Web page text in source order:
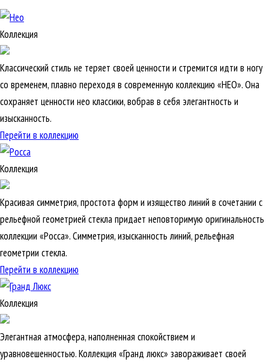
Коллекция
Классический стиль не теряет своей ценности и стремится идти в ногу
со временем, плавно переходя в современную коллекцию «НЕО». Она
сохраняет ценности нео классики, вобрав в себя элегантность и
изысканность.
Перейти в коллекцию
Коллекция
Красивая симметрия, простота форм и изящество линий в сочетании с
рельефной геометрией стекла придает неповторимую оригинальность
коллекции «Росса». Симметрия, изысканность линий, рельефная
геометрии стекла.
Перейти в коллекцию
Коллекция
Элегантная атмосфера, наполненная спокойствием и
уравновешенностью. Коллекция «Гранд люкс» завораживает своей